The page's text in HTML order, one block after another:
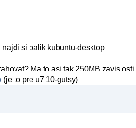
si balik kubuntu-desktop
Ma to asi tak 250MB zavislosti.
(je to pre u7.10-gutsy)